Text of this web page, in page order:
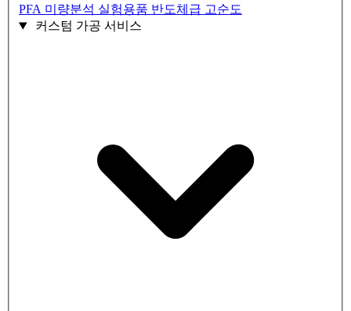
PFA 미량분석 실험용품 반도체급 고순도
커스텀 가공 서비스